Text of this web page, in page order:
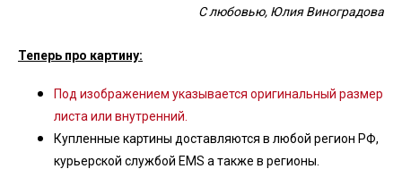
С любовью, Юлия Виноградова
Теперь про картину:
Под изображением указывается оригинальный размер
листа или внутренний.
Купленные картины доставляются в любой регион РФ,
курьерской службой EMS а также в регионы.